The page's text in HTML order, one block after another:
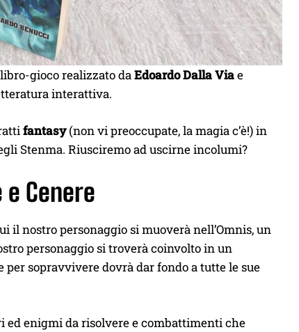
gioco realizzato daEdoardo Dalla Viae
interattiva.
fantasy(non vi preoccupate, la magia c’è!) in
Stenma. Riusciremo ad uscirne incolumi?
Cenere
il nostro personaggio si muoverà nell’Omnis, un
personaggio si troverà coinvolto in un
per sopravvivere dovrà dar fondo a tutte le sue
ed enigmi da risolvere e combattimenti che